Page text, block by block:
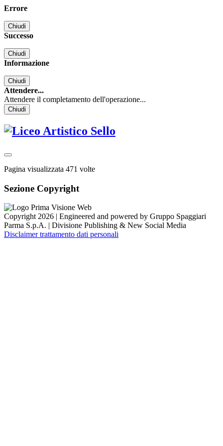
Errore
Chiudi
Successo
Chiudi
Informazione
Chiudi
Attendere...
Attendere il completamento dell'operazione...
Chiudi
Pagina visualizzata 471 volte
Sezione Copyright
Copyright 2026 | Engineered and powered by Gruppo Spaggiari
Parma S.p.A. | Divisione Publishing & New Social Media
Disclaimer trattamento dati personali